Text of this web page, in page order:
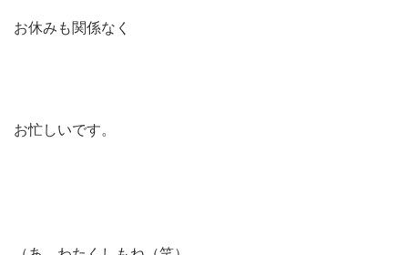
お休みも関係なく
お忙しいです。